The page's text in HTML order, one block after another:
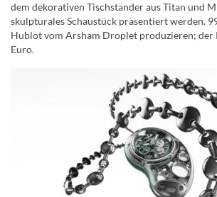
dem dekorativen Tischständer aus Titan und
skulpturales Schaustück präsentiert werden.
Hublot vom Arsham Droplet produzieren; der
Euro.